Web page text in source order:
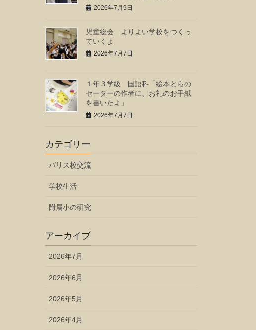
2026年7月9日
児童総会 よりよい学校をつくっ
ていくよ
2026年7月7日
１年３学級 国語科「絵本とらの
セーターの作者に、お礼のお手紙
を書いたよ」
2026年7月7日
カテゴリー
バリス校交流
学校生活
附属小の研究
アーカイブ
2026年7月
2026年6月
2026年5月
2026年4月